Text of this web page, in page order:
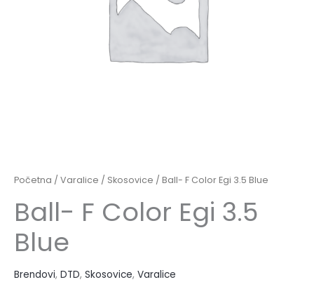
Početna / Varalice / Skosovice / Ball- F Color Egi 3.5 Blue
Ball- F Color Egi 3.5
Blue
Brendovi, DTD, Skosovice, Varalice